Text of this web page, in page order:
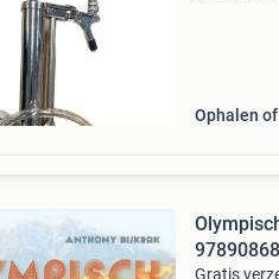
Ophalen
Gratis